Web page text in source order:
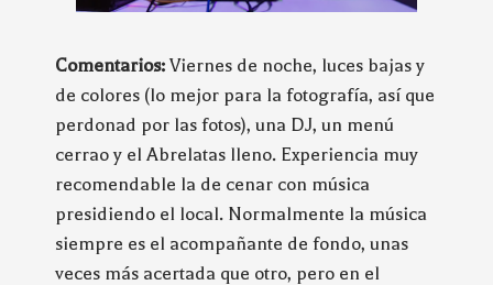
Comentarios: Viernes de noche, luces bajas y
de colores (lo mejor para la fotografía, así que
perdonad por las fotos), una DJ, un menú
cerrao y el Abrelatas lleno. Experiencia muy
recomendable la de cenar con música
presidiendo el local. Normalmente la música
siempre es el acompañante de fondo, unas
veces más acertada que otro, pero en el